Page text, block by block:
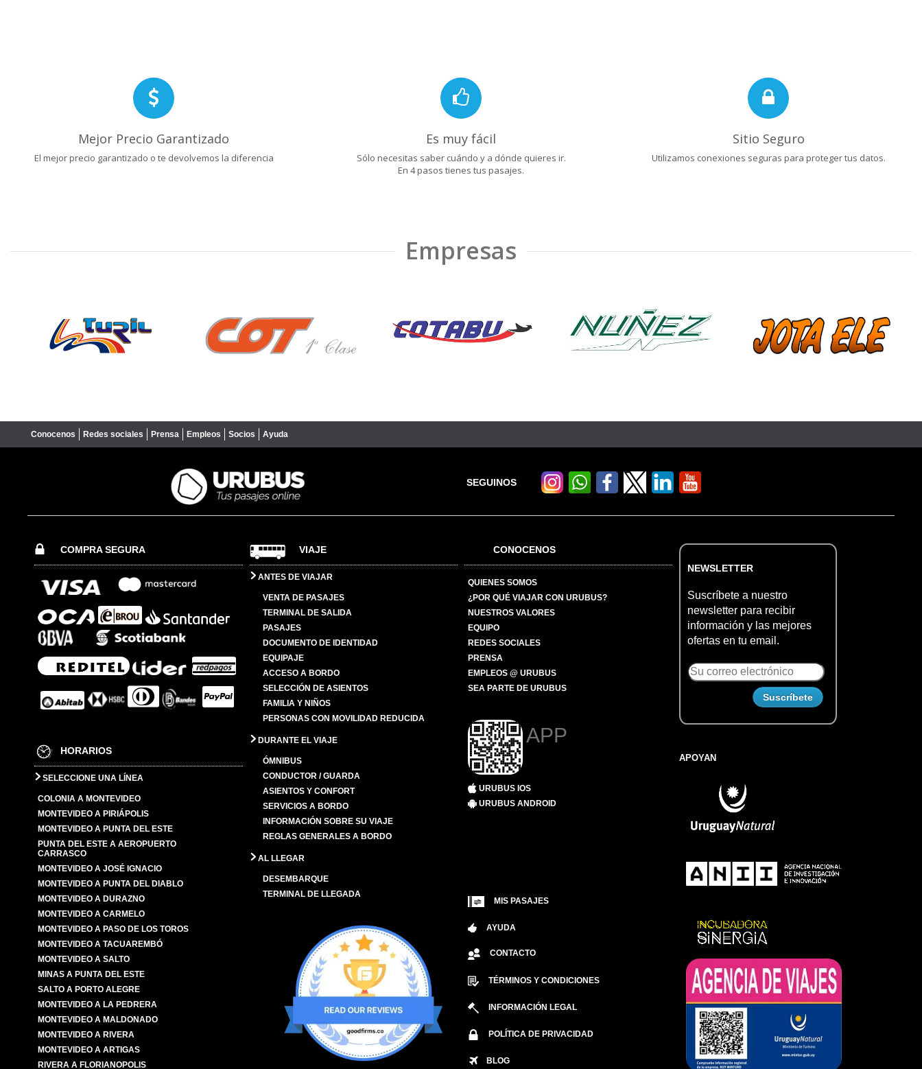
Mejor Precio Garantizado
El mejor precio garantizado o te devolvemos la diferencia
Es muy fácil
Sólo necesitas saber cuándo y a dónde quieres ir.
En 4 pasos tienes tus pasajes.
Sitio Seguro
Utilizamos conexiones seguras para proteger tus datos.
Empresas
Conocenos Redes sociales Prensa Empleos Socios Ayuda
SEGUINOS
COMPRA SEGURA
HORARIOS
SELECCIONE UNA LÍNEA
COLONIA A MONTEVIDEO
MONTEVIDEO A PIRIÁPOLIS
MONTEVIDEO A PUNTA DEL ESTE
PUNTA DEL ESTE A AEROPUERTO
CARRASCO
MONTEVIDEO A JOSÉ IGNACIO
MONTEVIDEO A PUNTA DEL DIABLO
MONTEVIDEO A DURAZNO
MONTEVIDEO A CARMELO
MONTEVIDEO A PASO DE LOS TOROS
MONTEVIDEO A TACUAREMBÓ
MONTEVIDEO A SALTO
MINAS A PUNTA DEL ESTE
SALTO A PORTO ALEGRE
MONTEVIDEO A LA PEDRERA
MONTEVIDEO A MALDONADO
MONTEVIDEO A RIVERA
MONTEVIDEO A ARTIGAS
RIVERA A FLORIANOPOLIS
VIAJE
ANTES DE VIAJAR
VENTA DE PASAJES
TERMINAL DE SALIDA
PASAJES
DOCUMENTO DE IDENTIDAD
EQUIPAJE
ACCESO A BORDO
SELECCIÓN DE ASIENTOS
FAMILIA Y NIÑOS
PERSONAS CON MOVILIDAD REDUCIDA
DURANTE EL VIAJE
ÓMNIBUS
CONDUCTOR / GUARDA
ASIENTOS Y CONFORT
SERVICIOS A BORDO
INFORMACIÓN SOBRE SU VIAJE
REGLAS GENERALES A BORDO
AL LLEGAR
DESEMBARQUE
TERMINAL DE LLEGADA
CONOCENOS
QUIENES SOMOS
¿POR QUÉ VIAJAR CON URUBUS?
NUESTROS VALORES
EQUIPO
REDES SOCIALES
PRENSA
EMPLEOS @ URUBUS
SEA PARTE DE URUBUS
APP
URUBUS IOS
URUBUS ANDROID
MIS PASAJES
AYUDA
CONTACTO
TÉRMINOS Y CONDICIONES
INFORMACIÓN LEGAL
POLÍTICA DE PRIVACIDAD
BLOG
NEWSLETTER
Suscríbete a nuestro
newsletter para recibir
información y las mejores
ofertas en tu email.
APOYAN